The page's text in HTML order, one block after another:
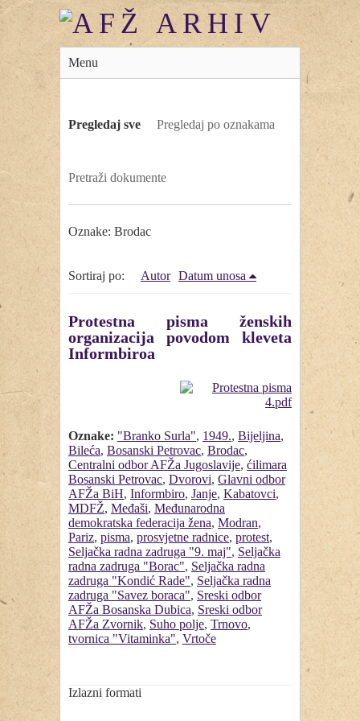
Menu
Pregledaj sve Pregledaj po oznakama
Pretraži dokumente
Oznake: Brodac
Sortiraj po: Autor Datum unosa
Protestna pisma ženskih
organizacija povodom kleveta
Informbiroa
Oznake: "Branko Surla", 1949., Bijeljina,
Bileća, Bosanski Petrovac, Brodac,
Centralni odbor AFŽa Jugoslavije, ćilimara
Bosanski Petrovac, Dvorovi, Glavni odbor
AFŽa BiH, Informbiro, Janje, Kabatovci,
MDFŽ, Međaši, Međunarodna
demokratska federacija žena, Modran,
Pariz, pisma, prosvjetne radnice, protest,
Seljačka radna zadruga "9. maj", Seljačka
radna zadruga "Borac", Seljačka radna
zadruga "Kondić Rade", Seljačka radna
zadruga "Savez boraca", Sreski odbor
AFŽa Bosanska Dubica, Sreski odbor
AFŽa Zvornik, Suho polje, Trnovo,
tvornica "Vitaminka", Vrtoče
Izlazni formati